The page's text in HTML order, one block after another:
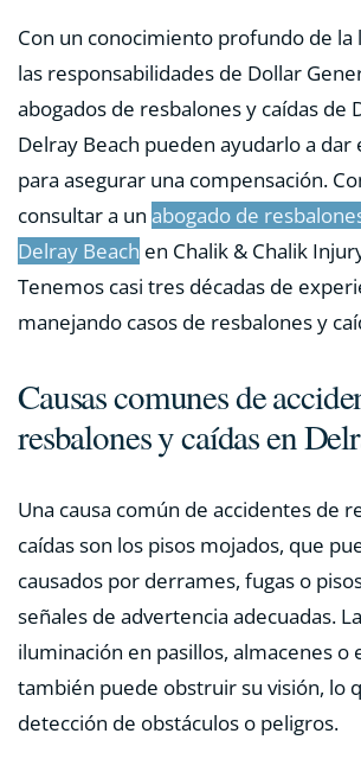
Con un conocimiento profundo de la
las responsabilidades de Dollar
abogados de resbalones y caídas de
Delray Beach pueden ayudarlo a
para asegurar una compensación.
consultar a un abogado de
Delray Beach en Chalik & Chalik
Tenemos casi tres décadas de
manejando casos de resbalones y
Causas comunes de
resbalones y caídas en
Una causa común de accidentes de
caídas son los pisos mojados, que
causados ​​por derrames, fugas o
señales de advertencia adecuadas.
iluminación en pasillos, almacenes o
también puede obstruir su visión, lo
detección de obstáculos o peligros.